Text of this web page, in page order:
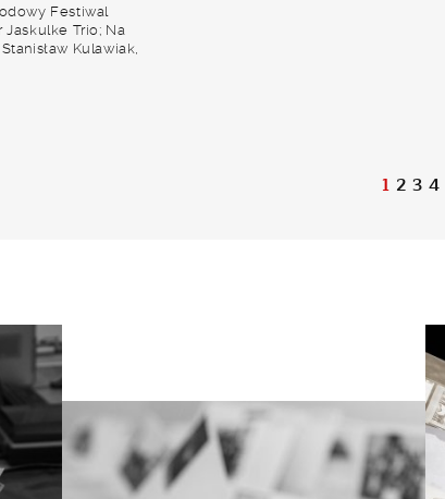
Festiwal
Jaskulke Trio; Na
Kulawiak,
1 2 3 4